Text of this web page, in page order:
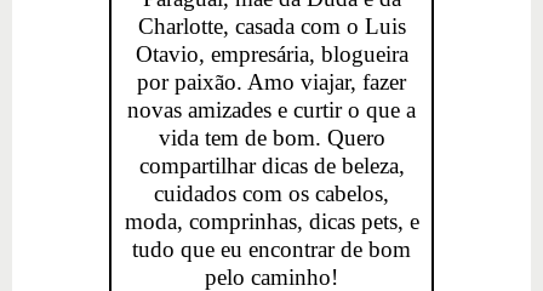
Charlotte, casada com o Luis
Otavio, empresária, blogueira
por paixão. Amo viajar, fazer
novas amizades e curtir o que a
vida tem de bom. Quero
compartilhar dicas de beleza,
cuidados com os cabelos,
moda, comprinhas, dicas pets, e
tudo que eu encontrar de bom
pelo caminho!